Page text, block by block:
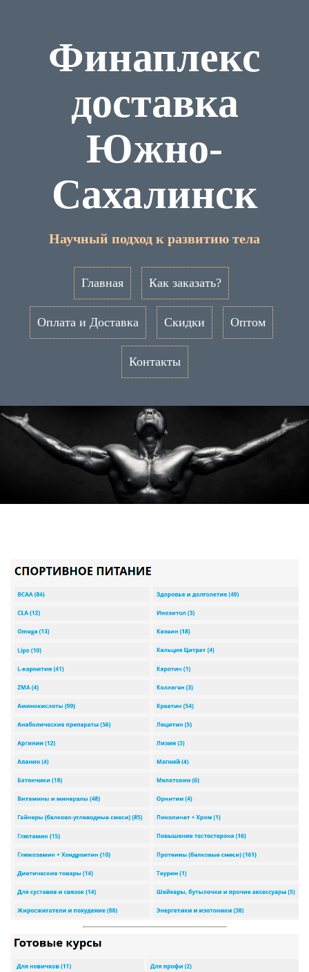
Финаплекс
доставка
Южно-
Сахалинск
Научный подход к развитию тела
Главная Как заказать?
Оплата и Доставка Скидки Оптом
Контакты